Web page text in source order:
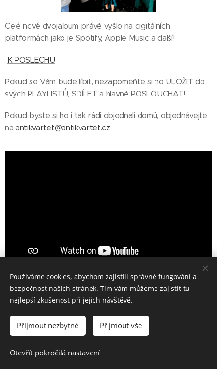
Celé nové dvojalbum právě vyšlo na digitálních
platformách jako je Spotify, Apple Music a další!
K POSLECHU
Pokud se Vám bude líbit, nezapomeňte si ho ULOŽIT do
svých PLAYLISTŮ, SDÍLET a hlavně POSLOUCHAT!
Pokud byste si ho i tak rádi objednali domů, objednávejte
naantikvartet@antikvartet.cz
Share
© 2023
Používáme cookies, abychom zajistili správné fungování a
bezpečnost našich stránek. Tím vám můžeme zajistit tu
nejlepší zkušenost při jejich návštěvě.
Přijmout nezbytné Přijmout vše
Otevřít pokročilá nastavení